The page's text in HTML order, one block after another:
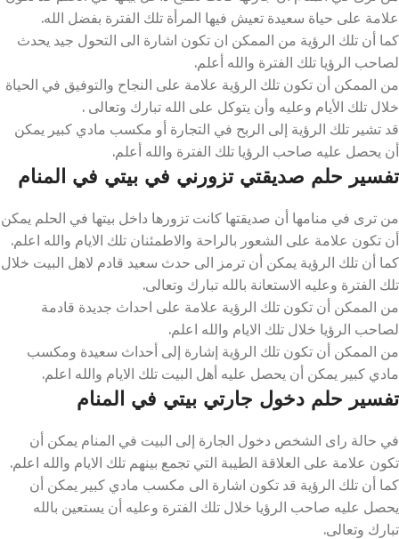
علامة على حياة سعيدة تعيش فيها المرأة تلك الفترة بفضل الله.
كما أن تلك الرؤية من الممكن ان تكون اشارة الى التحول جيد يحدث
لصاحب الرؤيا تلك الفترة والله أعلم.
من الممكن أن تكون تلك الرؤية علامة على النجاح والتوفيق في الحياة
خلال تلك الأيام وعليه وأن يتوكل على الله تبارك وتعالى .
قد تشير تلك الرؤية إلى الربح في التجارة أو مكسب مادي كبير يمكن
أن يحصل عليه صاحب الرؤيا تلك الفترة والله أعلم.
تفسير حلم صديقتي تزورني في بيتي في المنام
من ترى في منامها أن صديقتها كانت تزورها داخل بيتها في الحلم يمكن
أن تكون علامة على الشعور بالراحة والاطمئنان تلك الايام والله اعلم.
كما أن تلك الرؤية يمكن أن ترمز الى حدث سعيد قادم لاهل البيت خلال
تلك الفترة وعليه الاستعانة بالله تبارك وتعالى.
من الممكن أن تكون تلك الرؤية علامة على احداث جديدة قادمة
لصاحب الرؤيا خلال تلك الايام والله اعلم.
من الممكن أن تكون تلك الرؤية إشارة إلى أحداث سعيدة ومكسب
مادي كبير يمكن أن يحصل عليه أهل البيت تلك الايام والله اعلم.
تفسير حلم دخول جارتي بيتي في المنام
في حالة راى الشخص دخول الجارة إلى البيت في المنام يمكن أن
تكون علامة على العلاقة الطيبة التي تجمع بينهم تلك الايام والله اعلم.
كما أن تلك الرؤية قد تكون اشارة الى مكسب مادي كبير يمكن أن
يحصل عليه صاحب الرؤيا خلال تلك الفترة وعليه أن يستعين بالله
تبارك وتعالى.